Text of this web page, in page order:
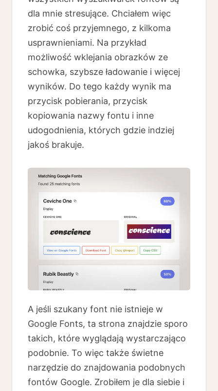
dla mnie stresujące. Chciałem więc
zrobić coś przyjemnego, z kilkoma
usprawnieniami. Na przykład
możliwość wklejania obrazków ze
schowka, szybsze ładowanie i więcej
wyników. Do tego każdy wynik ma
przycisk pobierania, przycisk
kopiowania nazwy fontu i inne
udogodnienia, których gdzie indziej
jakoś brakuje.
A jeśli szukany font nie istnieje w
Google Fonts, ta strona znajdzie sporo
takich, które wyglądają wystarczająco
podobnie. To więc także świetne
narzędzie do znajdowania podobnych
fontów Google. Zrobiłem je dla siebie i